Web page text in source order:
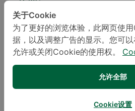
您的疑问*
关于Cookie
为了更好的浏览体验，此网页使
据，以及调整广告的显示。您可
允许或关闭Cookie的使用权。
允许全部
Cookie设置